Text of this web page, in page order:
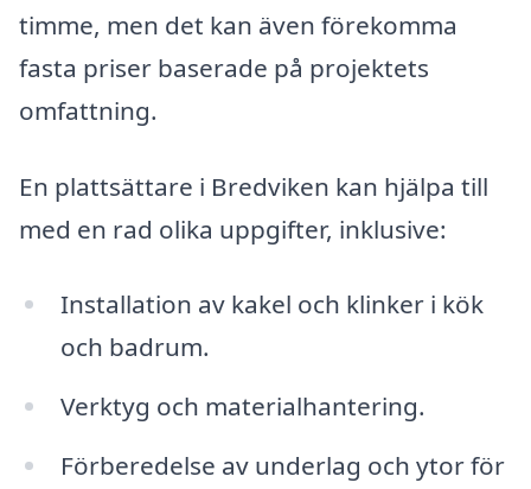
timme, men det kan även förekomma
fasta priser baserade på projektets
omfattning.
En plattsättare i Bredviken kan hjälpa till
med en rad olika uppgifter, inklusive:
Installation av kakel och klinker i kök
och badrum.
Verktyg och materialhantering.
Förberedelse av underlag och ytor för